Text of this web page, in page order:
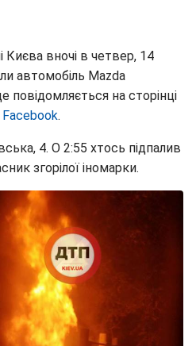
вночі в четвер, 14
автомобіль Mazda
повідомляється на сторінці
Facebook.
4. О 2:55 хтось підпалив
згорілої іномарки.